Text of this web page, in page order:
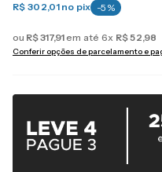
R$ 302,01 no pix -5 %
ou R$317,91 em até 6x R$52,98
Conferir opções de parcelamento e